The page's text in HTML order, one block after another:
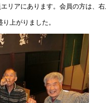
リアにあります。会員の方は、
上がりました。